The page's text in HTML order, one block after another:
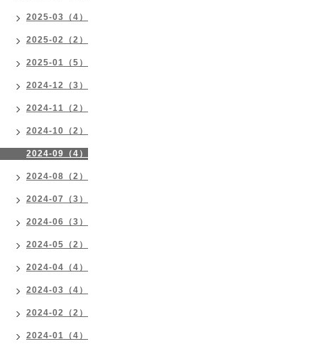
2025-03（4）
2025-02（2）
2025-01（5）
2024-12（3）
2024-11（2）
2024-10（2）
2024-09（4）
2024-08（2）
2024-07（3）
2024-06（3）
2024-05（2）
2024-04（4）
2024-03（4）
2024-02（2）
2024-01（4）